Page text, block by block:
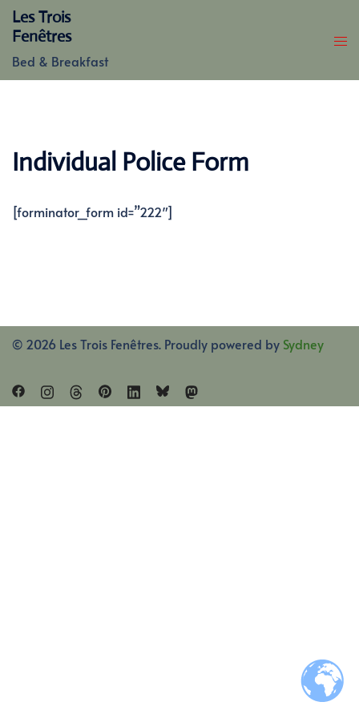
SkipLes Trois
Fenêtres
Bed & Breakfast
Individual Police Form
[forminator_form id=”222″]
© 2026 Les Trois Fenêtres. Proudly powered by Sydney